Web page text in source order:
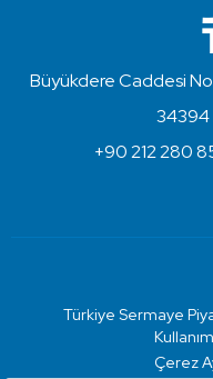
Büyükdere Caddesi
+90 212 280
Türkiye Sermaye
Çerez